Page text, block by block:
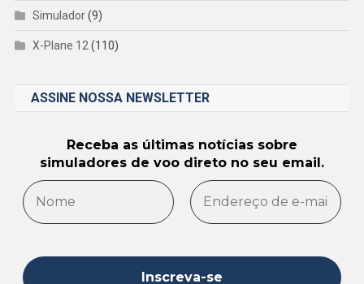
Simulador(9)
X-Plane 12 (110)
ASSINE NOSSA NEWSLETTER
Receba as últimas notícias sobre
simuladores de voo direto no seu email.